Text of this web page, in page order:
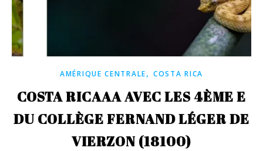
AMÉRIQUE CENTRALE, COSTA RICA
COSTA RICAAA AVEC LES 4ÈME E
DU COLLÈGE FERNAND LÉGER DE
VIERZON (18100)